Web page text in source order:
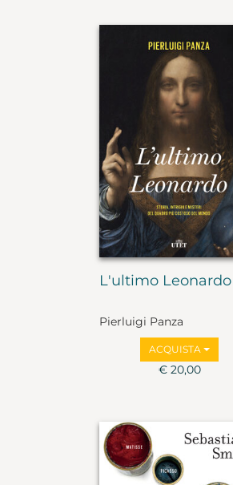
L'ultimo Leonardo
Pierluigi Panza
ACQUISTA
€ 20,00